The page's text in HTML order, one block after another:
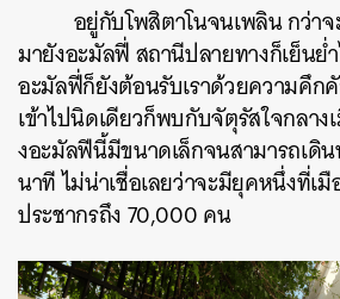
อยู่กับโพสิตาโนจนเพลิน กว่าจ
มายังอะมัลฟี่ สถานีปลายทางก็เย็น
อะมัลฟี่ก็ยังต้อนรับเราด้วยความคึก
เข้าไปนิดเดียวก็พบกับจัตุรัสใจกลาง
งอะมัลฟีนี้มีขนาดเล็กจนสามารถเดิ
นาที ไม่น่าเชื่อเลยว่าจะมียุคหนึ่งที่เมื
ประชากรถึง 70,000 คน